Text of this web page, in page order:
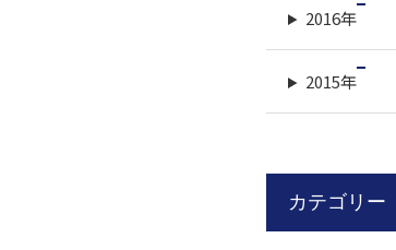
2016年
2015年
カテゴリー